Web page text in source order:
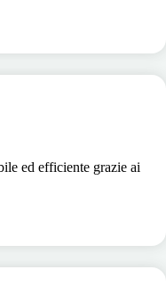
ed efficiente grazie ai